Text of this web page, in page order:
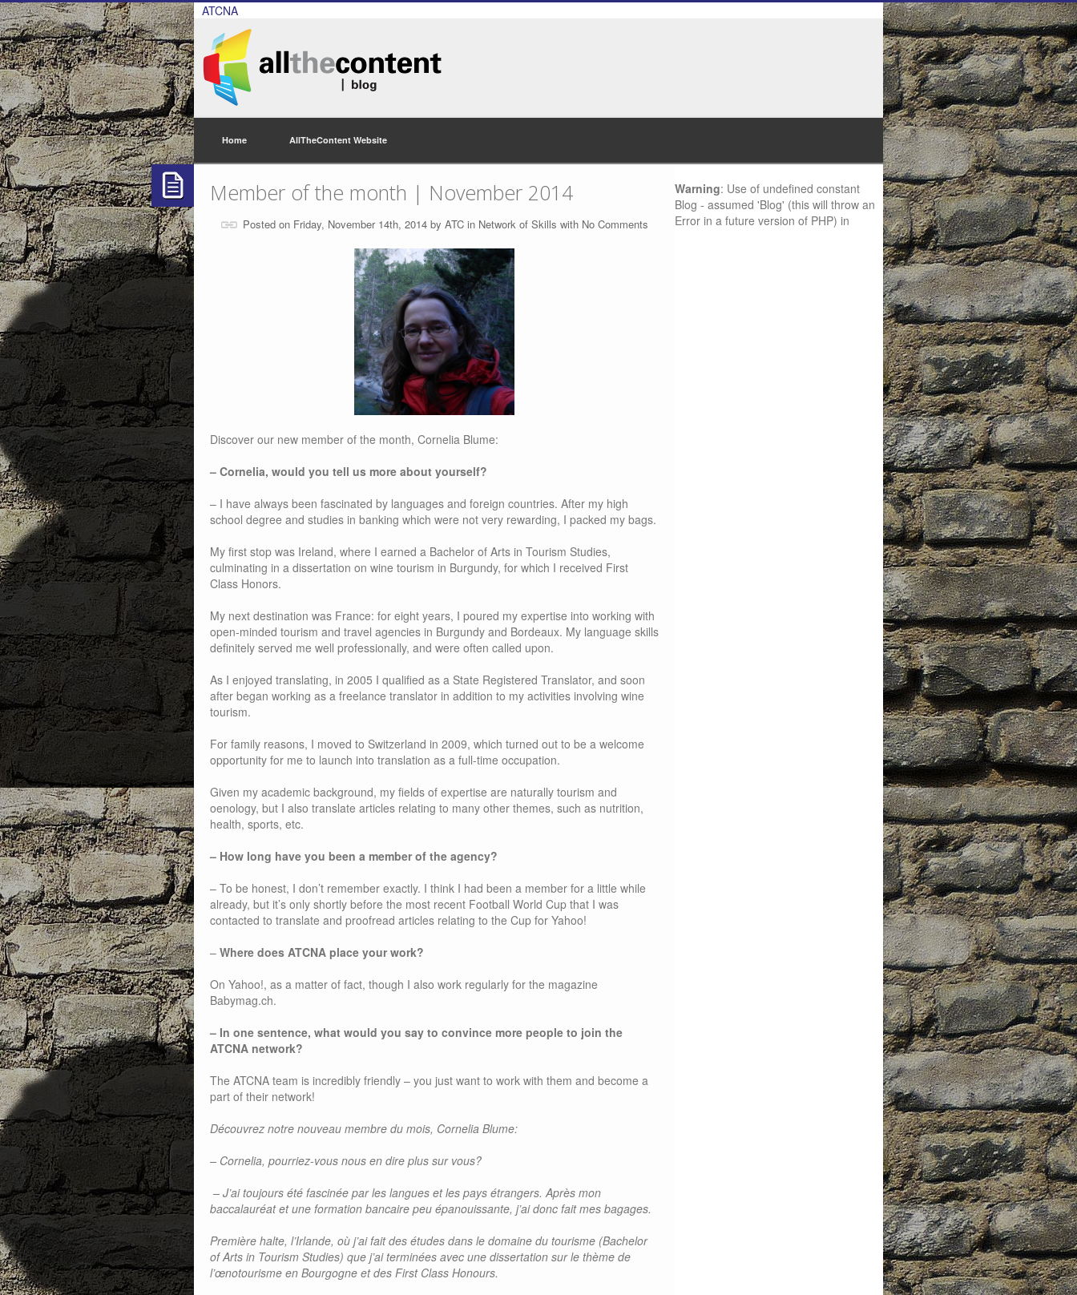
ATCNA
Home AllTheContent Website
Member of the month | November 2014
Posted on Friday, November 14th, 2014 by ATC in Network of Skills with No Comments
Discover our new member of the month, Cornelia Blume:
– Cornelia, would you tell us more about yourself?
– I have always been fascinated by languages and foreign countries. After my high
school degree and studies in banking which were not very rewarding, I packed my bags.
My first stop was Ireland, where I earned a Bachelor of Arts in Tourism Studies,
culminating in a dissertation on wine tourism in Burgundy, for which I received First
Class Honors.
My next destination was France: for eight years, I poured my expertise into working with
open-minded tourism and travel agencies in Burgundy and Bordeaux. My language skills
definitely served me well professionally, and were often called upon.
As I enjoyed translating, in 2005 I qualified as a State Registered Translator, and soon
after began working as a freelance translator in addition to my activities involving wine
tourism.
For family reasons, I moved to Switzerland in 2009, which turned out to be a welcome
opportunity for me to launch into translation as a full-time occupation.
Given my academic background, my fields of expertise are naturally tourism and
oenology, but I also translate articles relating to many other themes, such as nutrition,
health, sports, etc.
– How long have you been a member of the agency?
– To be honest, I don’t remember exactly. I think I had been a member for a little while
already, but it’s only shortly before the most recent Football World Cup that I was
contacted to translate and proofread articles relating to the Cup for Yahoo!
– Where does ATCNA place your work?
On Yahoo!, as a matter of fact, though I also work regularly for the magazine
Babymag.ch.
– In one sentence, what would you say to convince more people to join the
ATCNA network?
The ATCNA team is incredibly friendly – you just want to work with them and become a
part of their network!
Découvrez notre nouveau membre du mois, Cornelia Blume:
– Cornelia, pourriez-vous nous en dire plus sur vous?
– J’ai toujours été fascinée par les langues et les pays étrangers. Après mon
baccalauréat et une formation bancaire peu épanouissante, j’ai donc fait mes bagages.
Première halte, l’Irlande, où j’ai fait des études dans le domaine du tourisme (Bachelor
of Arts in Tourism Studies) que j’ai terminées avec une dissertation sur le thème de
l’œnotourisme en Bourgogne et des First Class Honours.
Warning: Use of undefined constant
Blog - assumed 'Blog' (this will throw an
Error in a future version of PHP) in